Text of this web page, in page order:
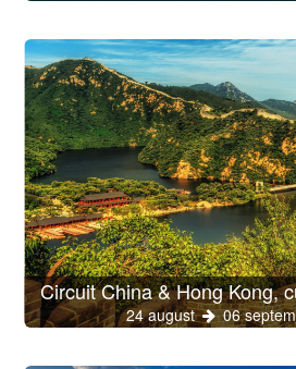
Circuit China & Hong Kong,
24 august 06